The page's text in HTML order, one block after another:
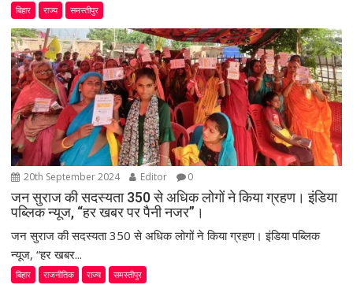
बिहार राज्य समस्तीपुर
20th September 2024 Editor 0
जन सुराज की सदस्यता 350 से अधिक लोगों ने किया ग्रहण। इंडिया
पब्लिक न्यूज, “हर खबर पर पैनी नजर”।
जन सुराज की सदस्यता 350 से अधिक लोगों ने किया ग्रहण। इंडिया पब्लिक
न्यूज, “हर खबर...
बिहार राजनीतिक राज्य समस्तीपुर